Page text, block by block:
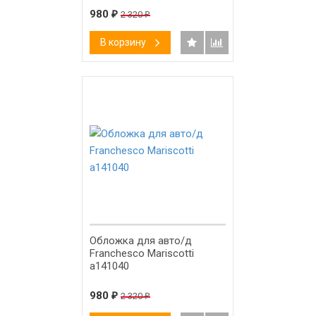
980 ₽ 2 320₽
В корзину
Обложка для авто/д
Franchesco Mariscotti
а141040
980 ₽ 2 320₽